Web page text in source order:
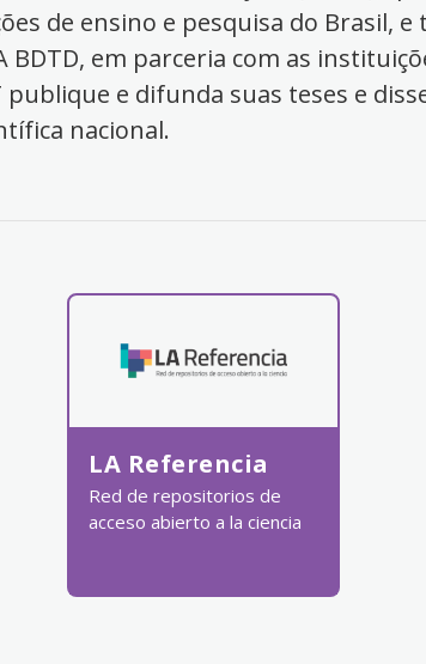
de ensino e pesquisa do Brasil,
em parceria com as
e difunda suas teses e
nacional.
LA Referencia
Red de repositorios de
acceso abierto a la ciencia